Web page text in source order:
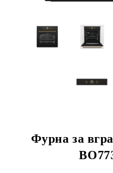
Фурнa за